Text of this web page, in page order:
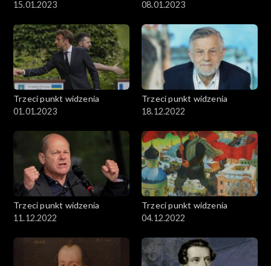
15.01.2023
08.01.2023
Trzeci punkt widzenia
01.01.2023
Trzeci punkt widzenia
18.12.2022
Trzeci punkt widzenia
11.12.2022
Trzeci punkt widzenia
04.12.2022